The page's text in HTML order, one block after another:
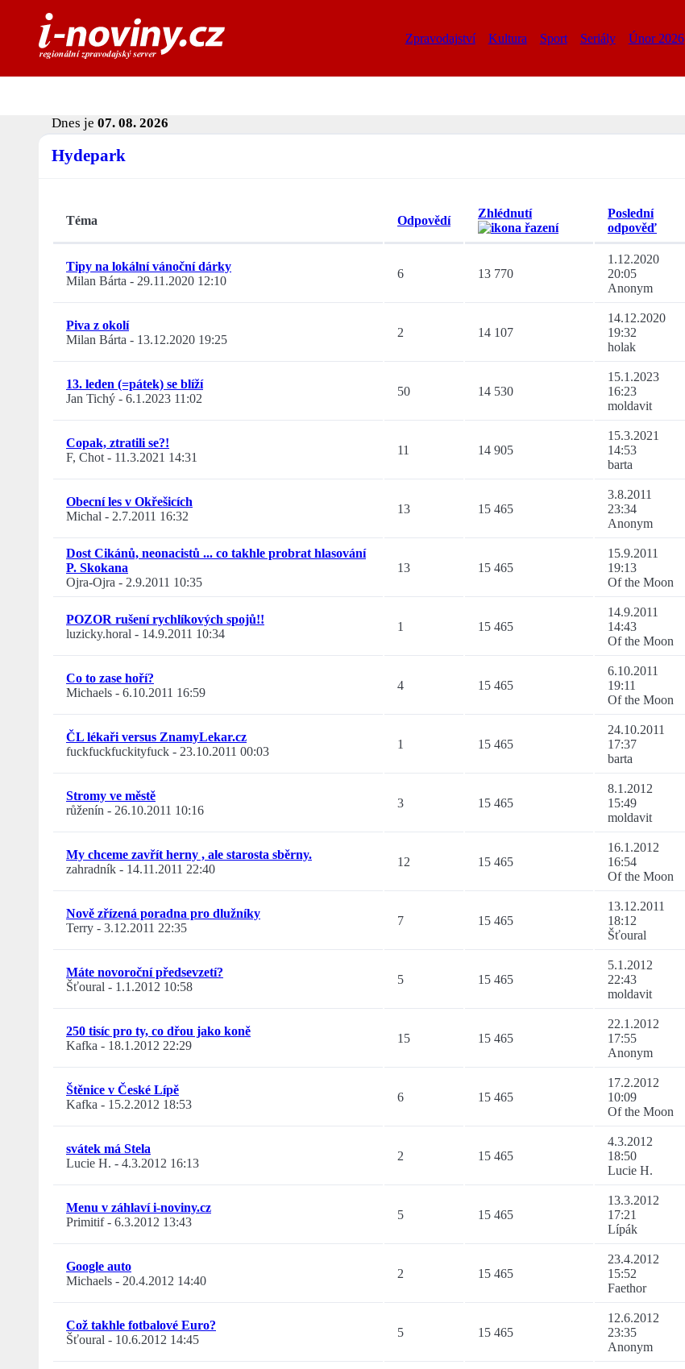
Zpravodajství Kultura Sport Seriály Únor 2026
Dnes je 07. 08. 2026
Hydepark
Téma Odpovědí
Zhlédnutí
Poslední
odpověď
Tipy na lokální vánoční dárky
Milan Bárta - 29.11.2020 12:10
6 13 770
1.12.2020
20:05
Anonym
Piva z okolí
Milan Bárta - 13.12.2020 19:25
2 14 107
14.12.2020
19:32
holak
13. leden (=pátek) se blíží
Jan Tichý - 6.1.2023 11:02
50 14 530
15.1.2023
16:23
moldavit
Copak, ztratili se?!
F, Chot- 11.3.2021 14:31
11 14 905
15.3.2021
14:53
barta
Obecní les v Okřešicích
Michal - 2.7.2011 16:32
13 15 465
3.8.2011
23:34
Anonym
Dost Cikánů, neonacistů ... co takhle probrat hlasování
P. Skokana
Ojra-Ojra - 2.9.2011 10:35
13 15 465
15.9.2011
19:13
Of the Moon
POZOR rušení rychlíkových spojů!!
luzicky.horal - 14.9.2011 10:34
1 15 465
14.9.2011
14:43
Of the Moon
Co to zase hoří?
Michaels - 6.10.2011 16:59
4 15 465
6.10.2011
19:11
Of the Moon
ČL lékaři versus ZnamyLekar.cz
fuckfuckfuckityfuck - 23.10.2011 00:03
1 15 465
24.10.2011
17:37
barta
Stromy ve městě
růženín - 26.10.2011 10:16
3 15 465
8.1.2012
15:49
moldavit
My chceme zavřít herny , ale starosta sběrny.
zahradník - 14.11.2011 22:40
12 15 465
16.1.2012
16:54
Of the Moon
Nově zřízená poradna pro dlužníky
Terry - 3.12.2011 22:35
7 15 465
13.12.2011
18:12
Šťoural
Máte novoroční předsevzetí?
Šťoural - 1.1.2012 10:58
5 15 465
5.1.2012
22:43
moldavit
250 tisíc pro ty, co dřou jako koně
Kafka - 18.1.2012 22:29
15 15 465
22.1.2012
17:55
Anonym
Štěnice v České Lípě
Kafka - 15.2.2012 18:53
6 15 465
17.2.2012
10:09
Of the Moon
svátek má Stela
Lucie H. - 4.3.2012 16:13
2 15 465
4.3.2012
18:50
Lucie H.
Menu v záhlaví i-noviny.cz
Primitif- 6.3.2012 13:43
5 15 465
13.3.2012
17:21
Lípák
Google auto
Michaels - 20.4.2012 14:40
2 15 465
23.4.2012
15:52
Faethor
Což takhle fotbalové Euro?
Šťoural - 10.6.2012 14:45
5 15 465
12.6.2012
23:35
Anonym